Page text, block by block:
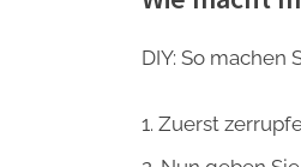
DIY: So machen
Zuerst